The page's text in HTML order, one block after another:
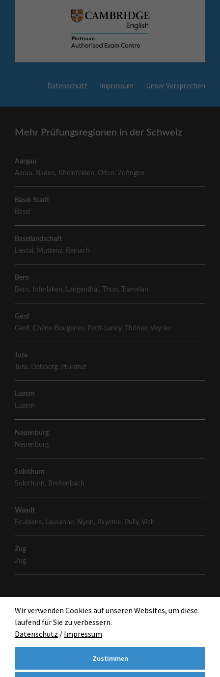
Datenschutz Impressum Unser Versprechen
Mehr Prüfungsregionen in der Schweiz
Aargau
Aarau, Baden, Rheinfelden, Olten,Zofingen
Basel-Stadt
Basel
Basellandschaft
Liestal , Muttenz, Reinach
Bern
Bern, Interlaken, Langenthal , Thun, Tramelan
Genf
Genf, Chêne-Bougeries, Petit-Lancy, Thônex, Veyrier
Jura
Jura, Delsberg, Pruntrut
Luzern
Luzern
Neuenburg
Neuenburg
Solothurn
Solothurn, Breitenbach
Waadt
Ecublens, Lausanne, Nyon, Payerne, Pully, Vich
Zug
Zug
Wir verwenden Cookies auf unseren Websites, um diese
laufend für Sie zu verbessern.
Datenschutz / Impressum
Zustimmen